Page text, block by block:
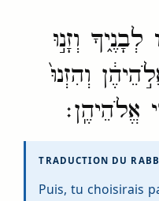
וְזָנ֣וּ
וְהִזְנוּ֙
אֱלֹהֵיהֶֽן׃
TRADUCTION DU
Puis, tu choisirais